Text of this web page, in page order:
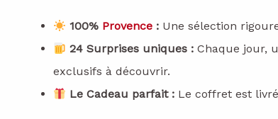
100% Provence : Une sélection
24 Surprises uniques : Chaque jour,
exclusifs à découvrir.
Le Cadeau parfait : Le coffret est